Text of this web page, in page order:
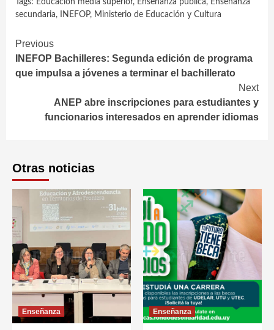
secundaria, INEFOP, Ministerio de Educación y Cultura
Continue
Reading
Previous
INEFOP Bachilleres: Segunda edición de programa
que impulsa a jóvenes a terminar el bachillerato
Next
ANEP abre inscripciones para estudiantes y
funcionarios interesados en aprender idiomas
Otras noticias
Enseñanza Enseñanza